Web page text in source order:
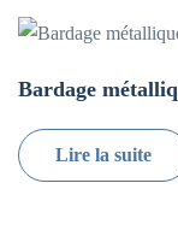
Bardage
Lire la suite